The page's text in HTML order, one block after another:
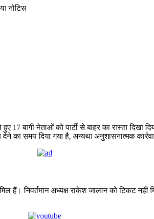
बागी नेताओं को पार्टी से बाहर का रास्ता दिखा
देने का समय दिया गया है, अन्यथा अनुशासनात्मक
हैं। निवर्तमान अध्यक्ष राकेश जालान को टिकट